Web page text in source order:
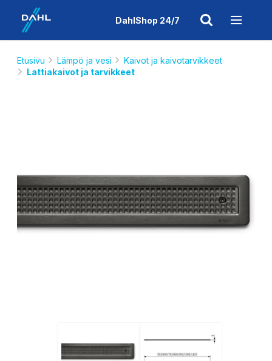
DahlShop 24/7
Etusivu Lämpö ja vesi
Kaivot ja kaivotarvikkeet
Lattiakaivot ja tarvikkeet